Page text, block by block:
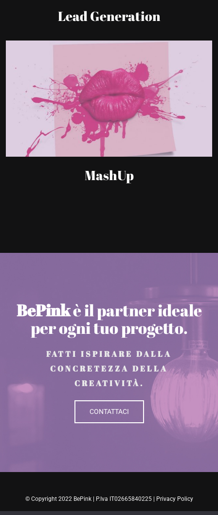
Lead Generation
MashUp
BePinkè il partner ideale
per ogni tuo progetto.
FATTI ISPIRARE DALLA
CONCRETEZZA DELLA
CREATIVITÀ.
CONTATTACI
© Copyright 2022 BePink | P.Iva IT02665840225 | Privacy Policy